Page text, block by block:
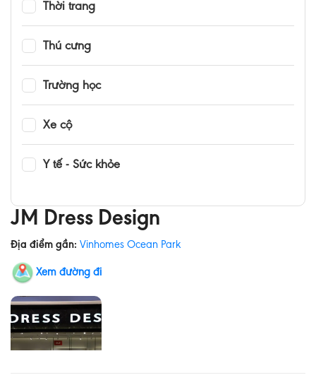
Thời trang
Thú cưng
Trường học
Xe cộ
Y tế - Sức khỏe
JM Dress Design
Địa điểm gần: Vinhomes Ocean Park
Xem đường đi